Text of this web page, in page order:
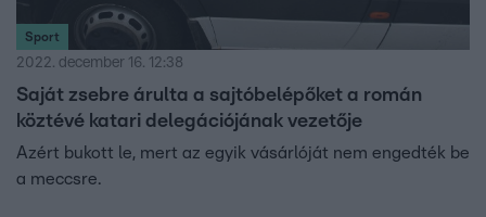
Sport
2022. december 16. 12:38
Saját zsebre árulta a sajtóbelépőket a román
köztévé katari delegációjának vezetője
Azért bukott le, mert az egyik vásárlóját nem engedték be
a meccsre.